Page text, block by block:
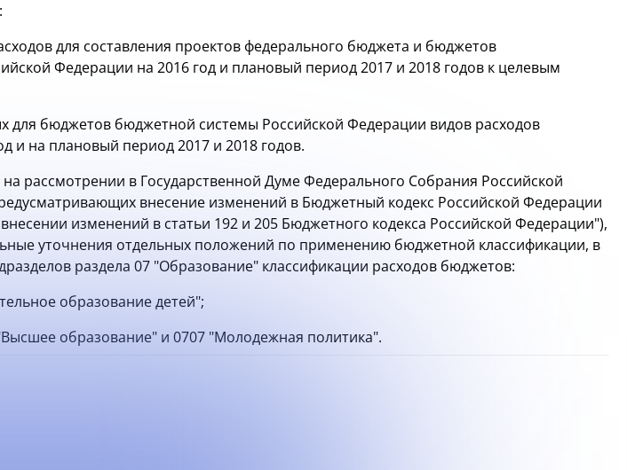
для составления проектов федерального бюджета и бюджетов
Федерации на 2016 год и плановый период 2017 и 2018 годов к целевым
для бюджетов бюджетной системы Российской Федерации видов расходов
и на плановый период 2017 и 2018 годов.
рассмотрении в Государственной Думе Федерального Собрания Российской
внесение изменений в Бюджетный кодекс Российской Федерации
изменений в статьи 192 и 205 Бюджетного кодекса Российской Федерации"),
уточнения отдельных положений по применению бюджетной классификации, в
раздела 07 "Образование" классификации расходов бюджетов:
образование детей";
образование" и 0707 "Молодежная политика".